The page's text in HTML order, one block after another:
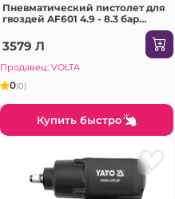
Пневматический пистолет для
гвоздей AF601 4.9 - 8.3 бар
3579 Л
Продавец: VOLTA
0(0)
Купить быстро